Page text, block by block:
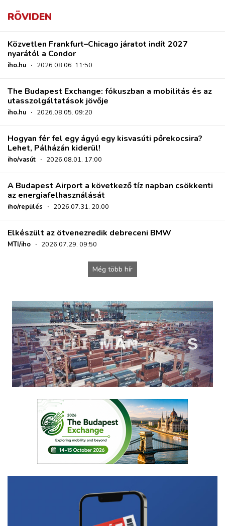
RÖVIDEN
Közvetlen Frankfurt–Chicago járatot indít 2027
nyarától a Condor
iho.hu · 2026.08.06. 11:50
The Budapest Exchange: fókuszban a mobilitás és az
utasszolgáltatások jövője
iho.hu · 2026.08.05. 09:20
Hogyan fér fel egy ágyú egy kisvasúti pőrekocsira?
Lehet, Pálházán kiderül!
iho/vasút · 2026.08.01. 17:00
A Budapest Airport a következő tíz napban csökkenti
az energiafelhasználását
iho/repülés · 2026.07.31. 20:00
Elkészült az ötvenezredik debreceni BMW
MTI/iho · 2026.07.29. 09:50
Még több hír